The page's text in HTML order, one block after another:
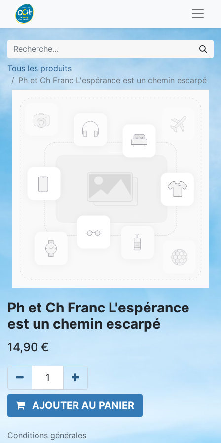
Tous les produits
Ph et Ch Franc L'espérance est un chemin escarpé
Ph et Ch Franc L'espérance
est un chemin escarpé
14,90 €
AJOUTER AU PANIER
Conditions générales